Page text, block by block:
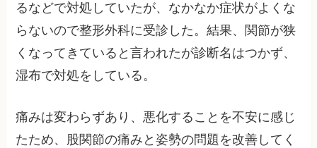
るなどで対処していたが、なかなか症状がよくな
らないので整形外科に受診した。結果、関節が狭
くなってきていると言われたが診断名はつかず、
湿布で対処をしている。
痛みは変わらずあり、悪化することを不安に感じ
たため、股関節の痛みと姿勢の問題を改善してく